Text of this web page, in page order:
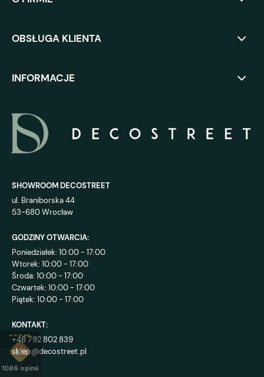
OBSŁUGA KLIENTA
INFORMACJE
SHOWROOM DECOSTREET
ul. Braniborska 44
53-680 Wrocław
GODZINY OTWARCIA:
Poniedziałek: 10:00 - 17:00
Wtorek: 10:00 - 17:00
Środa: 10:00 - 17:00
Czwartek: 10:00 - 17:00
Piątek: 10:00 - 17:00
KONTAKT:
+48 792 802 839
sklep@decostreet.pl
4.9
1086 opinii